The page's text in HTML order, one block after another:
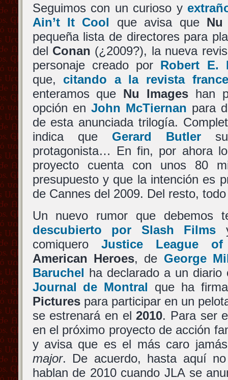
Seguimos con un curioso y
Ain’t It Cool que avisa que Nu
pequeña lista de directores para
del Conan (¿2009?), la nueva
personaje creado por Robert E.
que, citando a la revista
enteramos que Nu Images han
opción en John McTiernan para
de esta anunciada trilogía.
indica que Gerard Butler
protagonista… En fin, por ahora
proyecto cuenta con unos 80
presupuesto y que la intención es
de Cannes del 2009. Del resto,
Un nuevo rumor que debemos
descubierto por Slash Films
comiquero Justice League of
American Heroes, de George
Baruchel ha declarado a un
Journal de Montral que ha
Picturespara participar en un
se estrenará en el2010. Para ser
en el próximo proyecto de acción
y avisa que es el más caro
major. De acuerdo, hasta aquí
hablan de 2010 cuando JLA se